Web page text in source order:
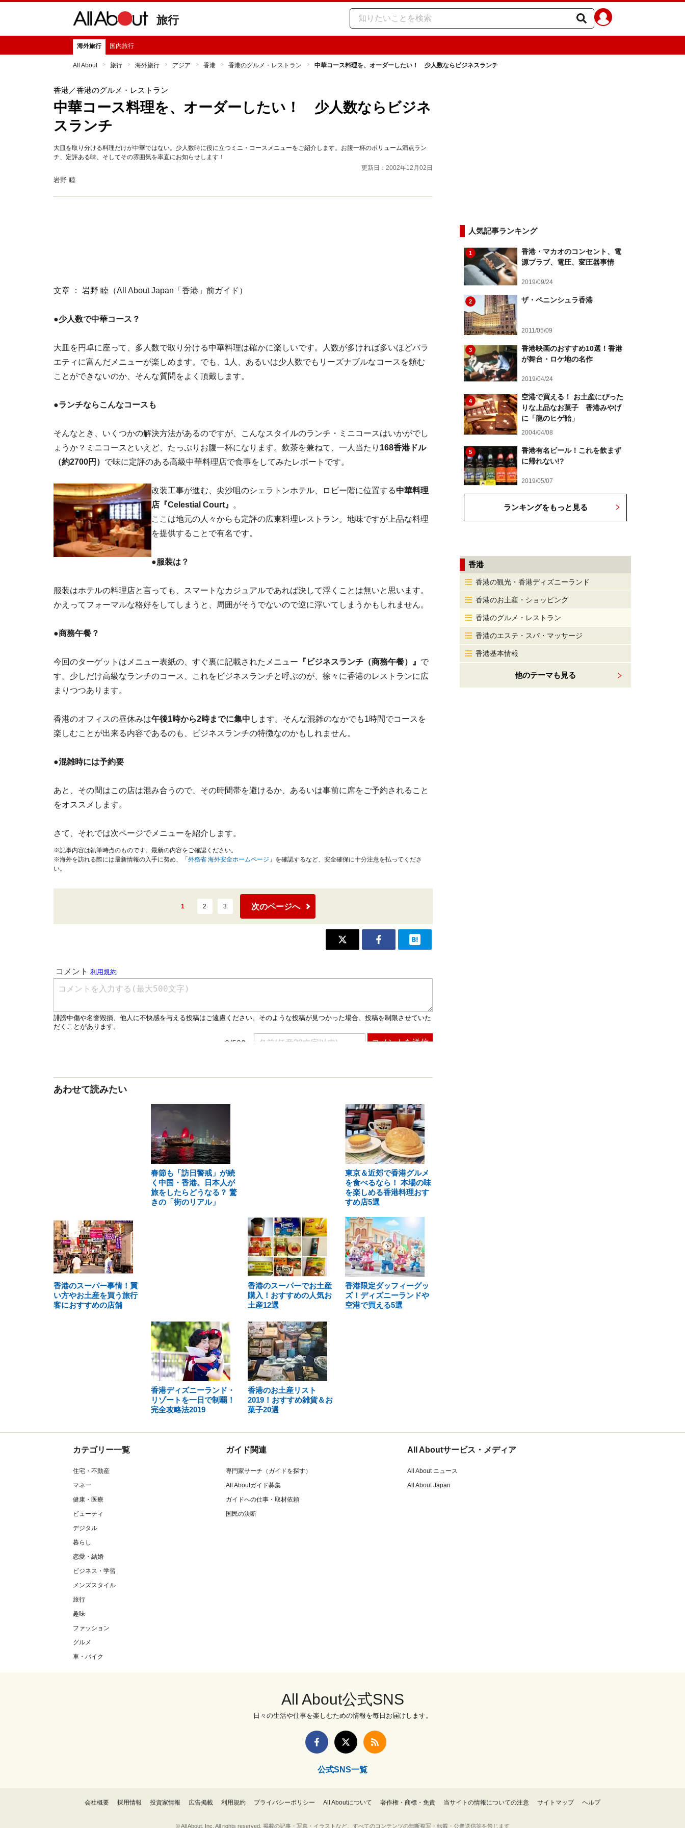
旅行
海外旅行 国内旅行
All About 旅行 海外旅行 アジア 香港 香港のグルメ・レストラン 中華コース料理を、オーダーしたい！ 少人数ならビジネスランチ
香港 ／香港のグルメ・レストラン
中華コース料理を、オーダーしたい！ 少人数ならビジネ
スランチ
大皿を取り分ける料理だけが中華ではない。少人数時に役に立つミニ・コースメニューをご紹介します。お腹一杯のボリューム満点ラン
チ、定評ある味、そしてその雰囲気を率直にお知らせします！
更新日：2002年12月02日
岩野 睦
文章 ： 岩野 睦（All About Japan「香港」前ガイド）
●少人数で中華コース？
大皿を円卓に座って、多人数で取り分ける中華料理は確かに楽しいです。人数が多ければ多いほどバラ
エティに富んだメニューが楽しめます。でも、1人、あるいは少人数でもリーズナブルなコースを頼む
ことができないのか、そんな質問をよく頂戴します。
●ランチならこんなコースも
そんなとき、いくつかの解決方法があるのですが、こんなスタイルのランチ・ミニコースはいかがでし
ょうか？ミニコースといえど、たっぷりお腹一杯になります。飲茶を兼ねて、一人当たり 168香港ドル
（約2700円） で味に定評のある高級中華料理店で食事をしてみたレポートです。
改装工事が進む、尖沙咀のシェラトンホテル、ロビー階に位置する中華料理
店『Celestial Court』
。
ここは地元の人々からも定評の広東料理レストラン。地味ですが上品な料理
を提供することで有名です。
●服装は？
服装はホテルの料理店と言っても、スマートなカジュアルであれば決して浮くことは無いと思います。
かえってフォーマルな格好をしてしまうと、周囲がそうでないので逆に浮いてしまうかもしれません。
●商務午餐？
今回のターゲットはメニュー表紙の、すぐ裏に記載されたメニュー 『ビジネスランチ（商務午餐）』 で
す。少しだけ高級なランチのコース、これをビジネスランチと呼ぶのが、徐々に香港のレストランに広
まりつつあります。
香港のオフィスの昼休みは午後1時から2時までに集中 します。そんな混雑のなかでも1時間でコースを
楽しむことが出来る内容であるのも、ビジネスランチの特徴なのかもしれません。
●混雑時には予約要
あと、その間はこの店は混み合うので、その時間帯を避けるか、あるいは事前に席をご予約されること
をオススメします。
さて、それでは次ページでメニューを紹介します。
※記事内容は執筆時点のものです。最新の内容をご確認ください。
※海外を訪れる際には最新情報の入手に努め、「 外務省 海外安全ホームページ 」を確認するなど、安全確保に十分注意を払ってくださ
い。
1 2 3 次のページへ
あわせて読みたい
春節も「訪日警戒」が続
く中国・香港。日本人が
旅をしたらどうなる？ 驚
きの「街のリアル」
東京＆近郊で香港グルメ
を食べるなら！ 本場の味
を楽しめる香港料理おす
すめ店5選
香港のスーパー事情！買
い方やお土産を買う旅行
客におすすめの店舗
香港のスーパーでお土産
購入！おすすめの人気お
土産12選
香港限定ダッフィーグッ
ズ！ディズニーランドや
空港で買える5選
香港ディズニーランド・
リゾートを一日で制覇！
完全攻略法2019
香港のお土産リスト
2019！おすすめ雑貨＆お
菓子20選
人気記事ランキング
1
香港・マカオのコンセント、電
源プラブ、電圧、変圧器事情
2019/09/24
2 ザ・ペニンシュラ香港
2011/05/09
3
香港映画のおすすめ10選！香港
が舞台・ロケ地の名作
2019/04/24
4
空港で買える！ お土産にぴった
りな上品なお菓子 香港みやげ
に「龍のヒゲ飴」
2004/04/08
5
香港有名ビール！これを飲まず
に帰れない!?
2019/05/07
ランキングをもっと見る
香港
香港の観光・香港ディズニーランド
香港のお土産・ショッピング
香港のグルメ・レストラン
香港のエステ・スパ・マッサージ
香港基本情報
他のテーマも見る
カテゴリー一覧
住宅・不動産
マネー
健康・医療
ビューティ
デジタル
暮らし
恋愛・結婚
ビジネス・学習
メンズスタイル
旅行
趣味
ファッション
グルメ
車・バイク
ガイド関連
専門家サーチ（ガイドを探す）
All Aboutガイド募集
ガイドへの仕事・取材依頼
国民の決断
All Aboutサービス・メディア
All About ニュース
All About Japan
All About公式SNS
日々の生活や仕事を楽しむための情報を毎日お届けします。
公式SNS一覧
会社概要 採用情報 投資家情報 広告掲載 利用規約 プライバシーポリシー All Aboutについて 著作権・商標・免責 当サイトの情報についての注意 サイトマップ ヘルプ
© All About, Inc. All rights reserved. 掲載の記事・写真・イラストなど、すべてのコンテンツの無断複写・転載・公衆送信等を禁じます